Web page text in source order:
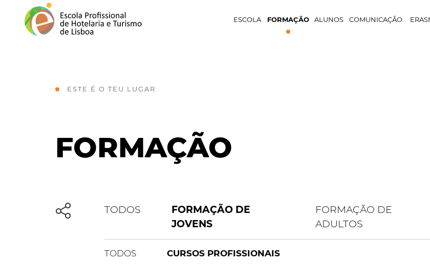
ESCOLA FORMAÇÃO ALUNOS COMUNICAÇÃO
ESTE É O TEU LUGAR
FORMAÇÃO
TODOS
FORMAÇÃO DE
JOVENS
FORMAÇÃO DE
ADULTOS
TODOS CURSOS PROFISSIONAIS